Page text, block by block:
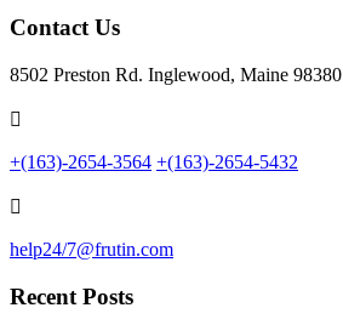
Contact Us
8502 Preston Rd. Inglewood, Maine 98380
+(163)-2654-3564 +(163)-2654-5432
help24/7@frutin.com
Recent Posts